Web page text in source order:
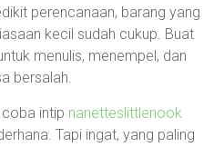
perencanaan, barang yang
kecil sudah cukup. Buat
menulis, menempel, dan
bersalah.
coba intip nanetteslittlenook
Tapi ingat, yang paling